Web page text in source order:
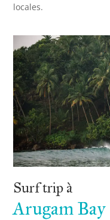
locales.
Surf trip à
Arugam Bay